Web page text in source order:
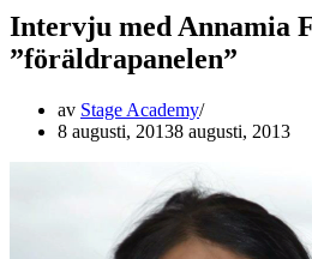
Intervju med Annamia
”föräldrapanelen”
av Stage Academy
8 augusti, 20138 augusti, 2013